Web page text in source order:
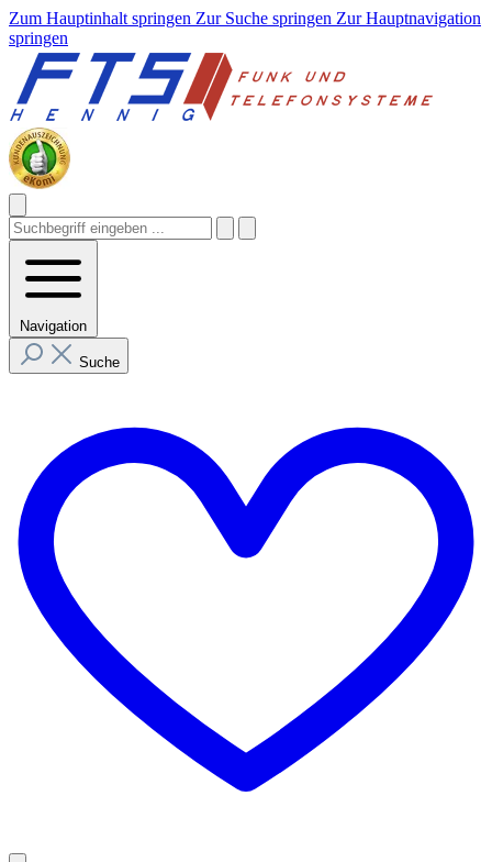
Zum Hauptinhalt springen Zur Suche springen Zur Hauptnavigation
springen
Navigation
Suche